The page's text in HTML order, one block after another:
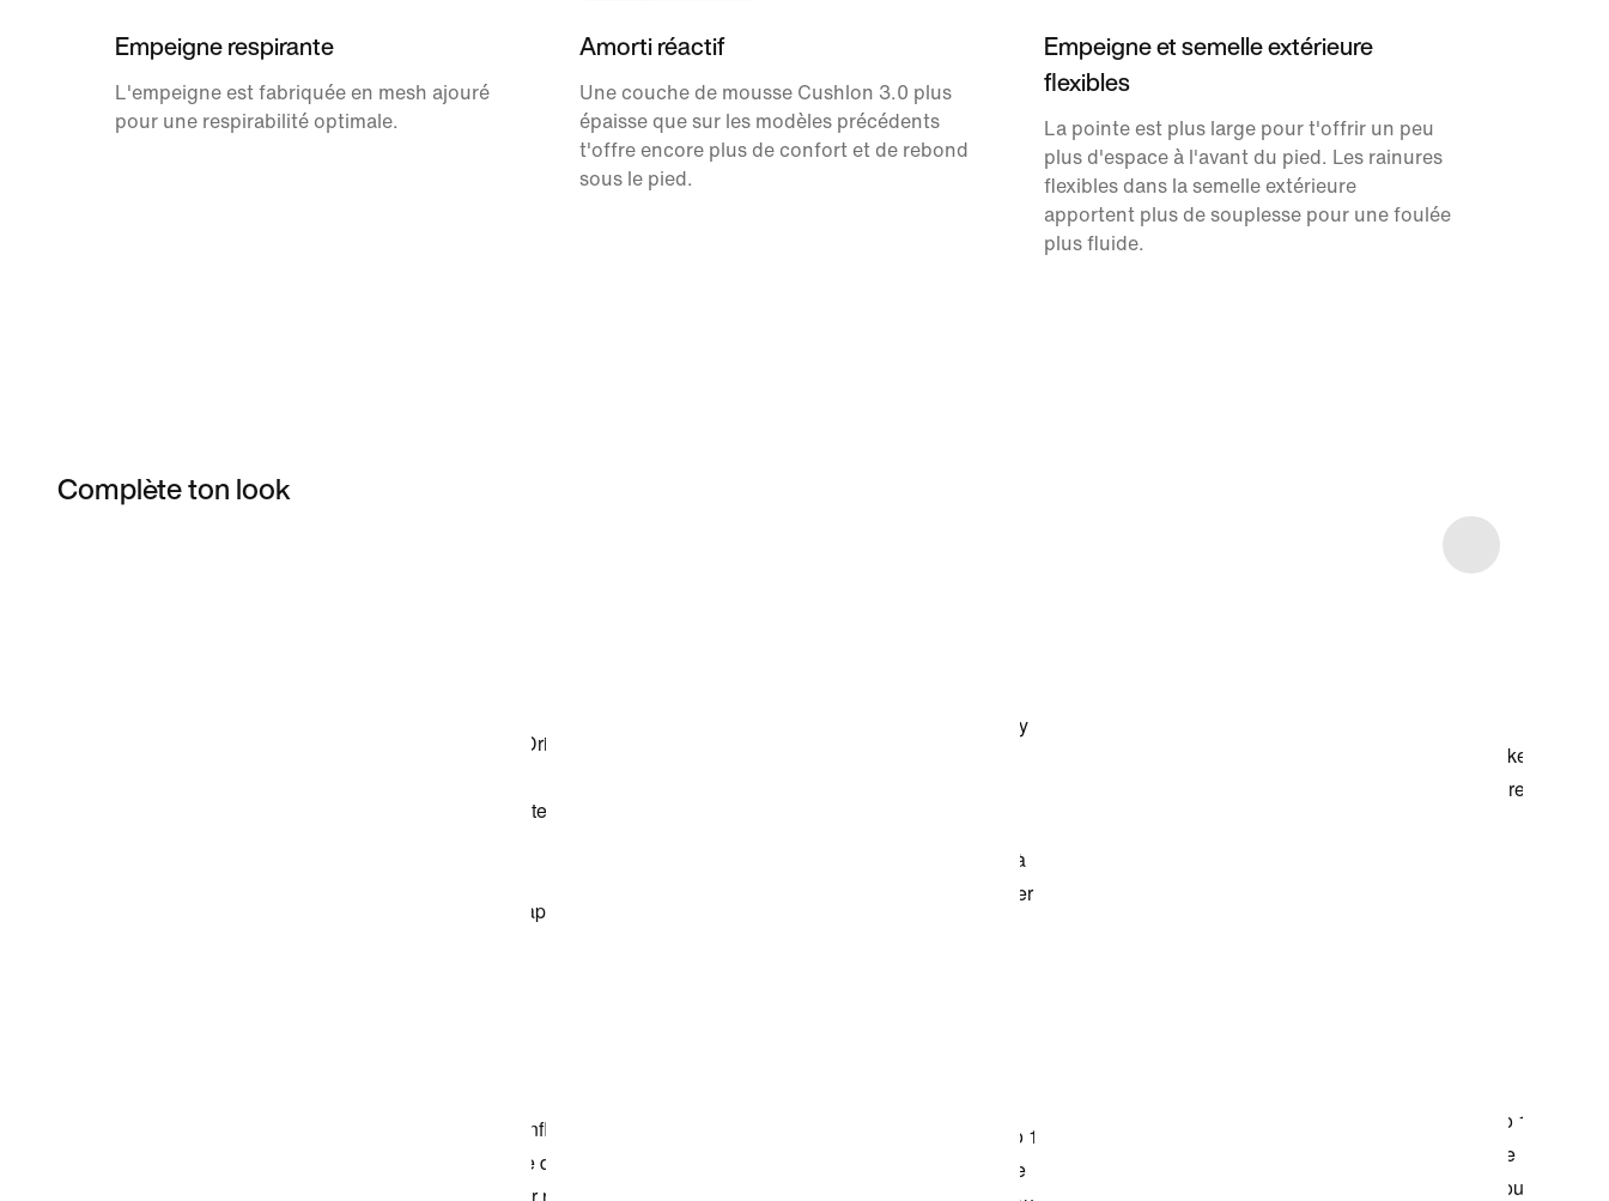
Empeigne respirante
L'empeigne est fabriquée en mesh ajouré
pour une respirabilité optimale.
Amorti réactif
Une couche de mousse Cushlon 3.0 plus
épaisse que sur les modèles précédents
t'offre encore plus de confort et de rebond
sous le pied.
Empeigne et semelle extérieure
flexibles
La pointe est plus large pour t'offrir un peu
plus d'espace à l'avant du pied. Les rainures
flexibles dans la semelle extérieure
apportent plus de souplesse pour une foulée
plus fluide.
Complète ton look